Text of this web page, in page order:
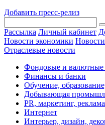
Добавить пресс-релиз
Рассылка Личный кабинет
Новости экономики
Отраслевые новости
Фондовые и
Финансы и банки
Обучение,
Добывающая
PR, маркетинг, реклама
Интернет
Интерьер, дизайн,